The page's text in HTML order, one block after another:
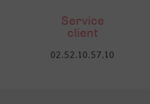
Service
client
02.52.10.57.10